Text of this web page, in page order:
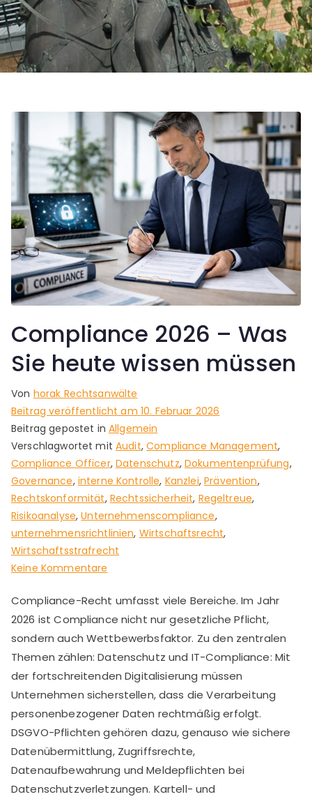
Fachanwalt
Compliance 2026 – Was
Sie heute wissen müssen
Von horak Rechtsanwälte
Beitrag veröffentlicht am 10. Februar 2026
Beitrag gepostet in Allgemein
Verschlagwortet mit Audit,Compliance Management,
Compliance Officer,Datenschutz, Dokumentenprüfung,
Governance, interne Kontrolle, Kanzlei,Prävention,
Rechtskonformität, Rechtssicherheit, Regeltreue,
Risikoanalyse,Unternehmenscompliance,
unternehmensrichtlinien, Wirtschaftsrecht,
Wirtschaftsstrafrecht
Keine Kommentare
2026
–
Was
Sie
heute
wissen
Compliance-Recht umfasst viele Bereiche. Im Jahr
2026 ist Compliance nicht nur gesetzliche Pflicht,
sondern auch Wettbewerbsfaktor. Zu den zentralen
Themen zählen: Datenschutz und IT-Compliance: Mit
der fortschreitenden Digitalisierung müssen
Unternehmen sicherstellen, dass die Verarbeitung
personenbezogener Daten rechtmäßig erfolgt.
DSGVO-Pflichten gehören dazu, genauso wie sichere
Datenübermittlung, Zugriffsrechte,
Datenaufbewahrung und Meldepflichten bei
Datenschutzverletzungen. Kartell- und